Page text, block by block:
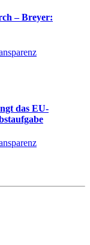
– Breyer:
das EU-